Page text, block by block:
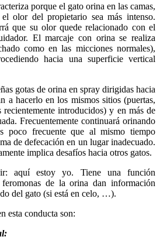
porque el gato orina en las camas,
olor del propietario sea más intenso.
que su olor quede relacionado con el
El marcaje con orina se realiza
como en las micciones normales),
hacia una superficie vertical
gotas de orina en spray dirigidas hacia
a hacerlo en los mismos sitios (puertas,
recientemente introducidos) y en más de
Frecuentemente continuará orinando
poco frecuente que al mismo tiempo
de defecación en un lugar inadecuado.
implica desafíos hacia otros gatos.
aquí estoy yo. Tiene una función
de la orina dan información
del gato (si está en celo, …).
esta conducta son: